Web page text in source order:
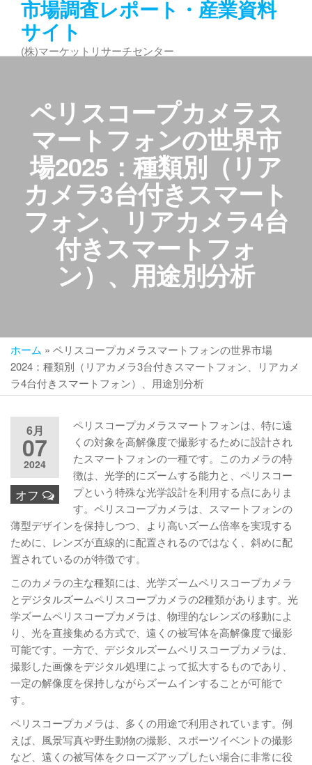
ン
市場調査レポート・産業資料
サイト
(株)マーケットリサーチセンター
ペリスコープカメラス
マートフォンの世界市
場2025：種類別（リア
カメラ3台付きスマート
フォン、リアカメラ4台
付きスマートフォ
ン）、用途別分析
ホーム » ペリスコープカメラスマートフォンの世界市場
2024：種類別（リアカメラ3台付きスマートフォン、リアカメ
ラ4台付きスマートフォン）、用途別分析
6月
07
2024
オフ
ペリスコープカメラスマートフォンは、特に遠
くの対象を高解像度で撮影するために設計され
たスマートフォンの一種です。このカメラの特
徴は、光学的にズームする能力と、ペリスコー
プという特殊な光学設計を利用する点にありま
す。ペリスコープカメラは、スマートフォンの
薄型デザインを保持しつつ、より高いズーム倍率を実現する
ために、レンズが直線的に配置されるのではなく、斜めに配
置されているのが特徴です。
このカメラの主な種類には、光学ズームペリスコープカメラ
とデジタルズームペリスコープカメラの2種類があります。光
学ズームペリスコープカメラは、物理的なレンズの移動によ
り、光を直接集める方式で、遠くの被写体を高解像度で撮影
可能です。一方で、デジタルズームペリスコープカメラは、
撮影した画像をデジタル処理によって拡大するものであり、
一定の解像度を保持しながらズームインすることが可能で
す。
ペリスコープカメラは、多くの用途で利用されています。例
えば、風景写真や野生動物の撮影、スポーツイベントの撮影
など、遠くの被写体をクローズアップしたい場合に非常に役